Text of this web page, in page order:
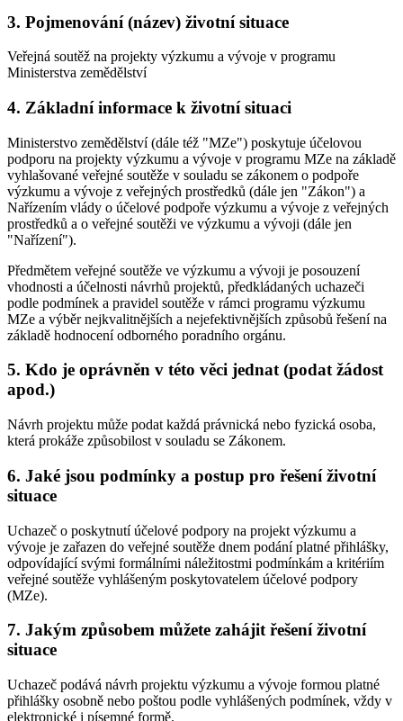
3. Pojmenování (název) životní situace
Veřejná soutěž na projekty výzkumu a vývoje v programu
Ministerstva zemědělství
4. Základní informace k životní situaci
Ministerstvo zemědělství (dále též "MZe") poskytuje účelovou
podporu na projekty výzkumu a vývoje v programu MZe na základě
vyhlašované veřejné soutěže v souladu se zákonem o podpoře
výzkumu a vývoje z veřejných prostředků (dále jen "Zákon") a
Nařízením vlády o účelové podpoře výzkumu a vývoje z veřejných
prostředků a o veřejné soutěži ve výzkumu a vývoji (dále jen
"Nařízení").
Předmětem veřejné soutěže ve výzkumu a vývoji je posouzení
vhodnosti a účelnosti návrhů projektů, předkládaných uchazeči
podle podmínek a pravidel soutěže v rámci programu výzkumu
MZe a výběr nejkvalitnějších a nejefektivnějších způsobů řešení na
základě hodnocení odborného poradního orgánu.
5. Kdo je oprávněn v této věci jednat (podat žádost
apod.)
Návrh projektu může podat každá právnická nebo fyzická osoba,
která prokáže způsobilost v souladu se Zákonem.
6. Jaké jsou podmínky a postup pro řešení životní
situace
Uchazeč o poskytnutí účelové podpory na projekt výzkumu a
vývoje je zařazen do veřejné soutěže dnem podání platné přihlášky,
odpovídající svými formálními náležitostmi podmínkám a kritériím
veřejné soutěže vyhlášeným poskytovatelem účelové podpory
(MZe).
7. Jakým způsobem můžete zahájit řešení životní
situace
Uchazeč podává návrh projektu výzkumu a vývoje formou platné
přihlášky osobně nebo poštou podle vyhlášených podmínek, vždy v
elektronické i písemné formě.